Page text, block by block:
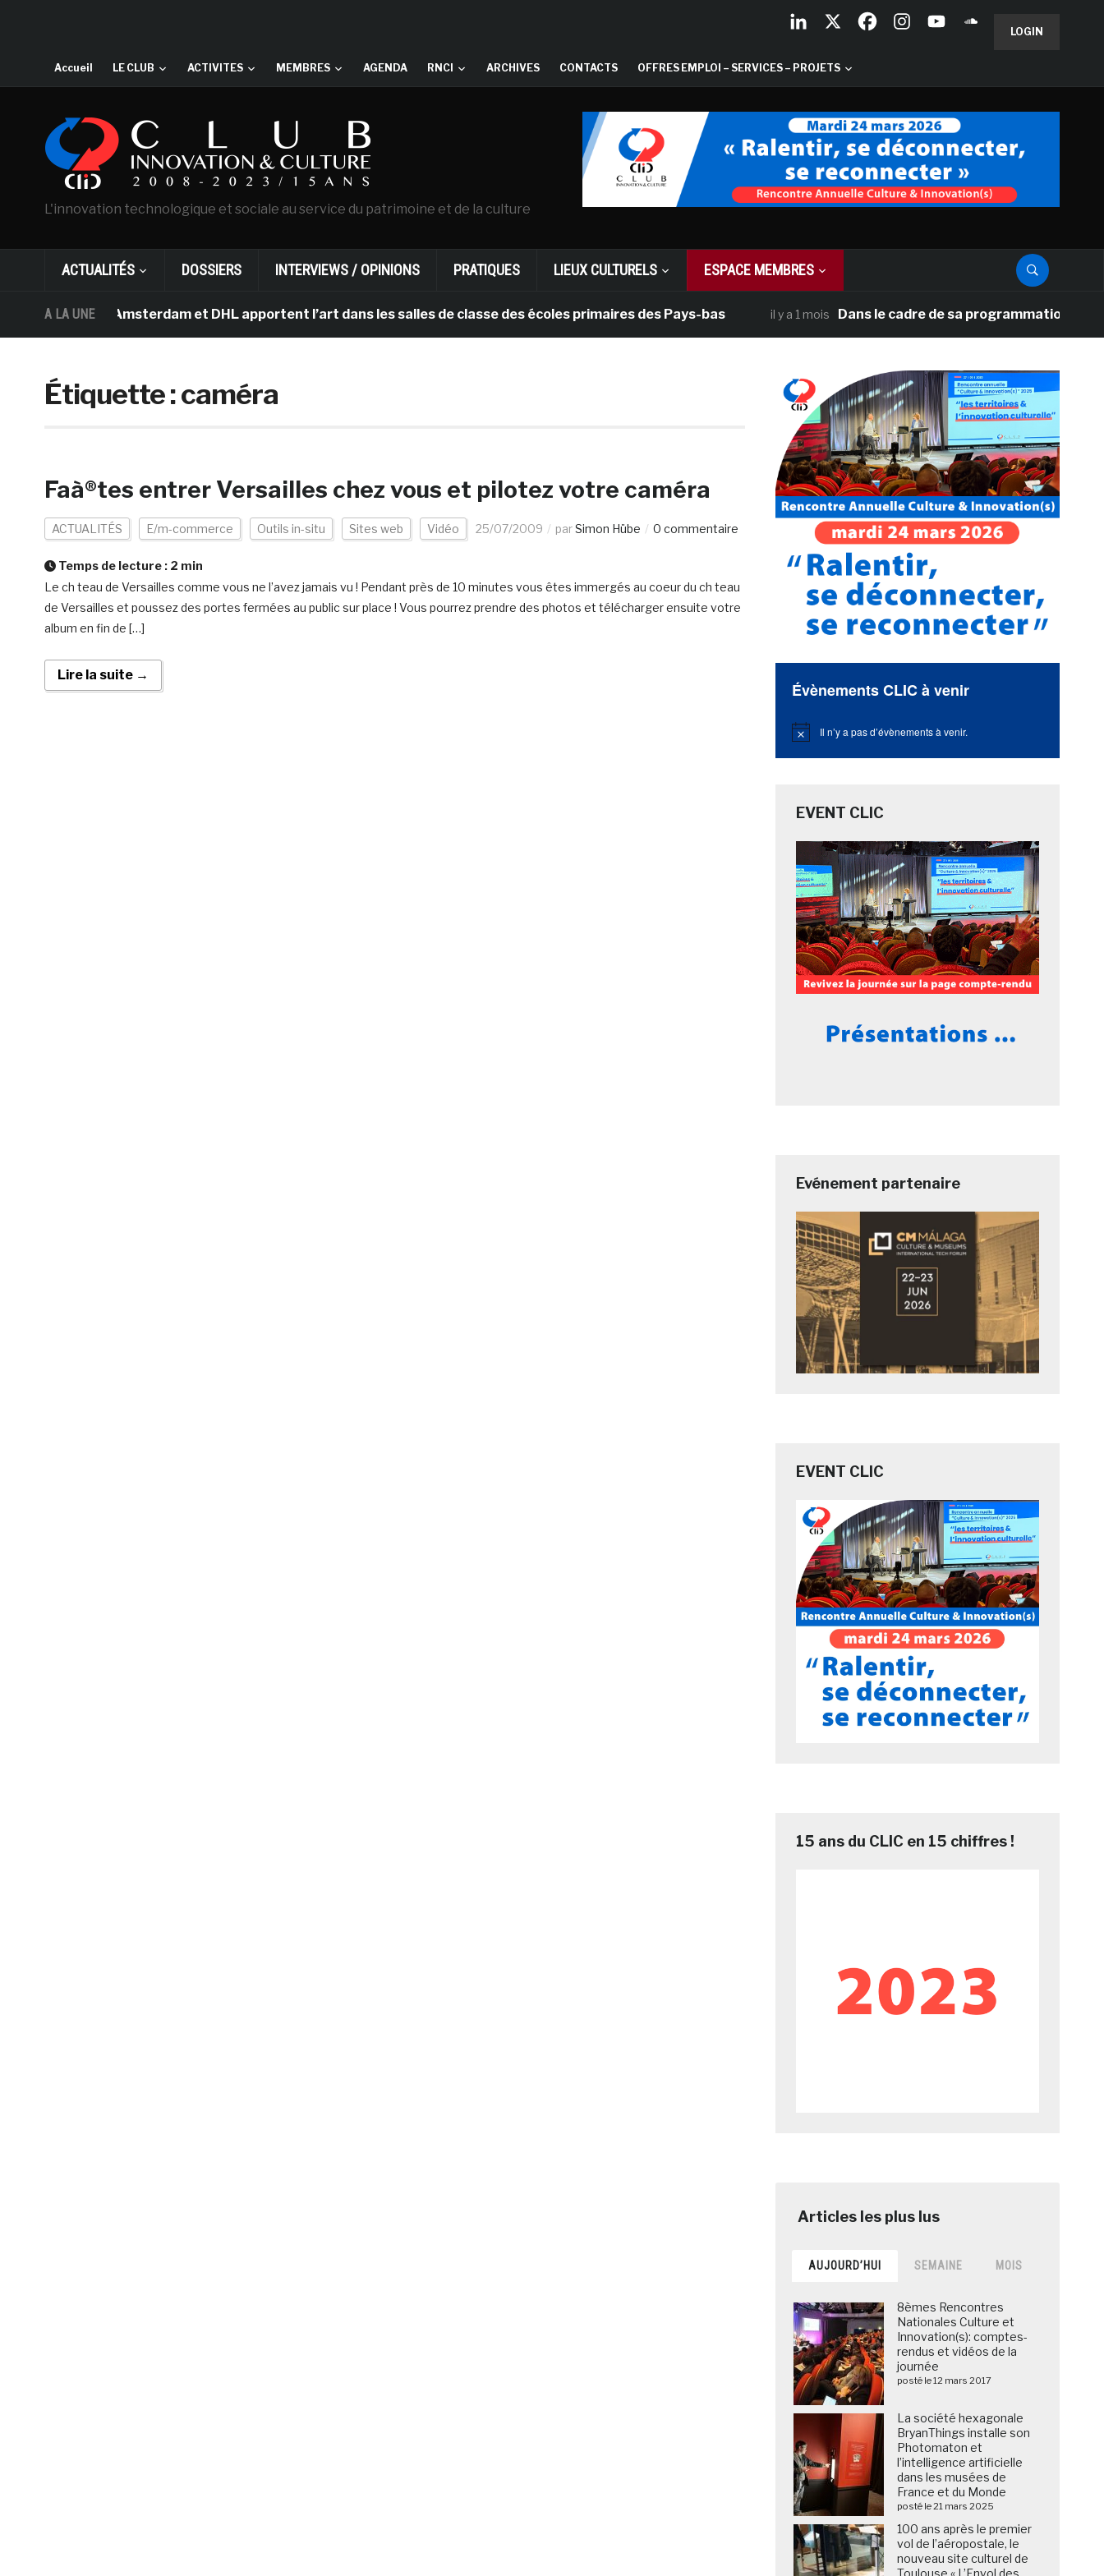
LOGIN
Accueil LE CLUB ACTIVITES MEMBRES AGENDA RNCI ARCHIVES CONTACTS OFFRES EMPLOI – SERVICES – PROJETS
L'innovation technologique et sociale au service du patrimoine et de la culture
ACTUALITÉS DOSSIERS INTERVIEWS / OPINIONS PRATIQUES LIEUX CULTURELS ESPACE MEMBRES
A LA UNE
Gogh d’Amsterdam et DHL apportent l’art dans les salles de classe des écoles primaires des Pays-bas il y a 1 mois Dans le cadre de sa programmation
Étiquette :caméra
Faà®tes entrer Versailles chez vous et pilotez votre caméra
ACTUALITÉS E/m-commerce Outils in-situ Sites web Vidéo 25/07/2009 parSimon Hübe 0 commentaire
Temps de lecture : 2 min
Le ch teau de Versailles comme vous ne l’avez jamais vu ! Pendant près de 10 minutes vous êtes immergés au coeur du ch teau
de Versailles et poussez des portes fermées au public sur place ! Vous pourrez prendre des photos et télécharger ensuite votre
album en fin de […]
Lire la suite →
Évènements CLIC à venir
Notice Il n’y a pas d’évènements à venir.
EVENT CLIC
Evénement partenaire
EVENT CLIC
15 ans du CLIC en 15 chiffres !
AUJOURD’HUI SEMAINE MOIS
8èmes Rencontres
Nationales Culture et
Innovation(s): comptes-
rendus et vidéos de la
journée
posté le 12 mars 2017
La société hexagonale
BryanThings installe son
Photomaton et
l’intelligence artificielle
dans les musées de
France et du Monde
posté le 21 mars 2025
100 ans après le premier
vol de l’aéropostale, le
nouveau site culturel de